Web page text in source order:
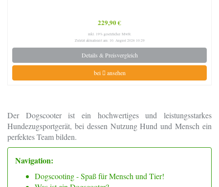
229,90 €
inkl. 19% gesetzlicher MwSt.
Zuletzt aktualisiert am: 10. August 2026 10:29
Details & Preisvergleich
bei ansehen
Der Dogscooter ist ein hochwertiges und leistungsstarkes
Hundezugsportgerät, bei dessen Nutzung Hund und Mensch ein
perfektes Team bilden.
Navigation:
Dogscooting - Spaß für Mensch und Tier!